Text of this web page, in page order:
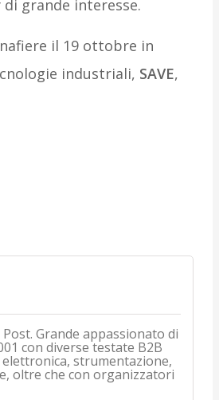
grande interesse.
il 19 ottobre in
industriali, SAVE,
Grande appassionato di
con diverse testate B2B
strumentazione,
oltre che con organizzatori